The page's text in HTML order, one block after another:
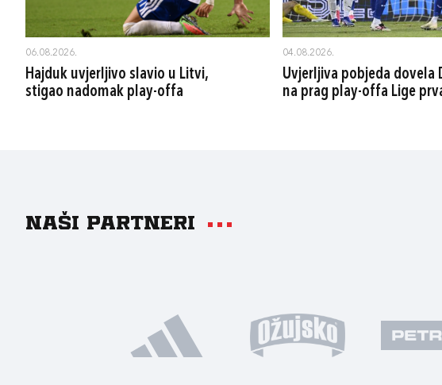
06.08.2026.
Hajduk uvjerljivo slavio u Litvi,
stigao nadomak play-offa
04.08.2026.
Uvjerljiva pobjeda dovela
na prag play-offa Lige
Naši partneri